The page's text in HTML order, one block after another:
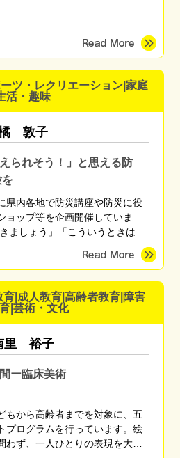
ツ・レクリエーション|家庭
活・趣味
敦子
られそう！」と思える防
県内各地で防災講座や防災に役
ョップ等を企画開催していま
ましょう」「こういうときはこ
や行動」を自分で考えられるよ
しく備えられそう」 「備えてる
気づくことができた」 「やっと
|成人教育|高齢者教育|障害
|芸術・文化
里 裕子
ー臨床美術
もから高齢者までを対象に、五
プログラムを行っています。絵
わず、一人ひとりの表現を大切